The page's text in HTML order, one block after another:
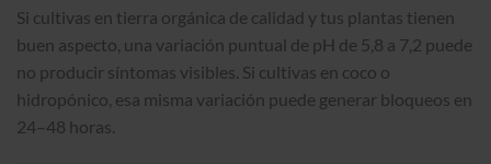
Si cultivas en tierra orgánica de calidad y tus plantas tienen
buen aspecto, una variación puntual de pH de 5,8 a 7,2 puede
no producir síntomas visibles. Si cultivas en coco o
hidropónico, esa misma variación puede generar bloqueos en
24–48 horas.